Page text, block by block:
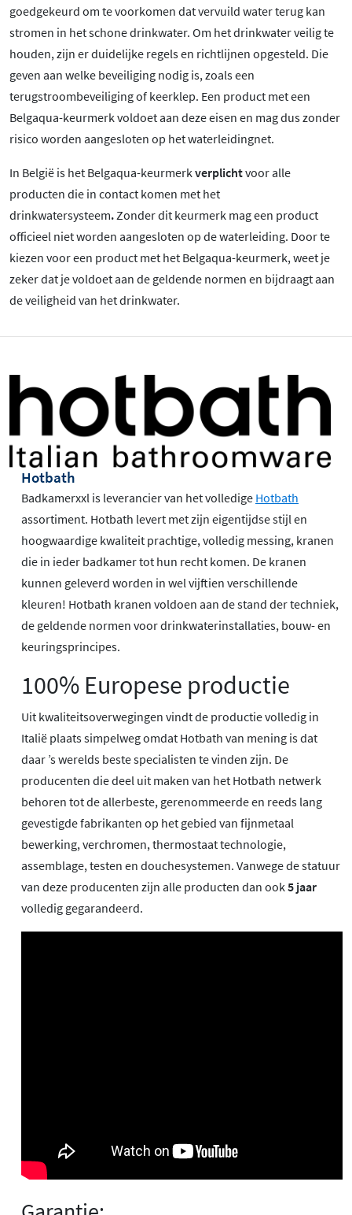
goedgekeurd om te voorkomen dat vervuild water terug kan
stromen in het schone drinkwater. Om het drinkwater veilig te
houden, zijn er duidelijke regels en richtlijnen opgesteld. Die
geven aan welke beveiliging nodig is, zoals een
terugstroombeveiliging of keerklep. Een product met een
Belgaqua-keurmerk voldoet aan deze eisen en mag dus zonder
risico worden aangesloten op het waterleidingnet.
In België is het Belgaqua-keurmerkverplichtvoor alle
producten die in contact komen met het
drinkwatersysteem. Zonder dit keurmerk mag een product
officieel niet worden aangesloten op de waterleiding. Door te
kiezen voor een product met het Belgaqua-keurmerk, weet je
zeker dat je voldoet aan de geldende normen en bijdraagt aan
de veiligheid van het drinkwater.
Hotbath
Badkamerxxl is leverancier van het volledige Hotbath
assortiment. Hotbath levert met zijn eigentijdse stijl en
hoogwaardige kwaliteit prachtige, volledig messing, kranen
die in ieder badkamer tot hun recht komen. De kranen
kunnen geleverd worden in wel vijftien verschillende
kleuren! Hotbath kranen voldoen aan de stand der techniek,
de geldende normen voor drinkwaterinstallaties, bouw- en
keuringsprincipes.
100% Europese productie
Uit kwaliteitsoverwegingen vindt de productie volledig in
Italië plaats simpelweg omdat Hotbath van mening is dat
daar ’s werelds beste specialisten te vinden zijn. De
producenten die deel uit maken van het Hotbath netwerk
behoren tot de allerbeste, gerenommeerde en reeds lang
gevestigde fabrikanten op het gebied van fijnmetaal
bewerking, verchromen, thermostaat technologie,
assemblage, testen en douchesystemen. Vanwege de statuur
van deze producenten zijn alle producten dan ook5 jaar
volledig gegarandeerd.